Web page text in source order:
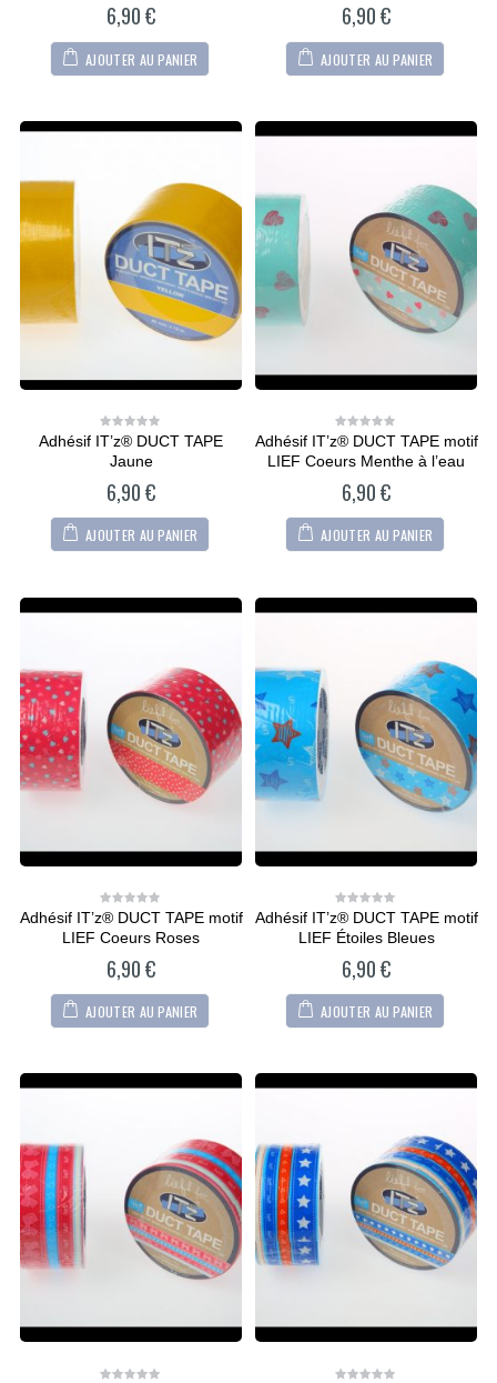
6,90€
AJOUTER AU PANIER
6,90€
AJOUTER AU PANIER
0
of
Adhésif IT’z® DUCT TAPE
Jaune
6,90€
AJOUTER AU PANIER
0
of
Adhésif IT’z® DUCT TAPE motif
LIEF Coeurs Menthe à l’eau
6,90€
AJOUTER AU PANIER
0
of
Adhésif IT’z® DUCT TAPE motif
LIEF Coeurs Roses
6,90€
AJOUTER AU PANIER
0
out
of
Adhésif IT’z® DUCT TAPE motif
LIEF Étoiles Bleues
6,90€
AJOUTER AU PANIER